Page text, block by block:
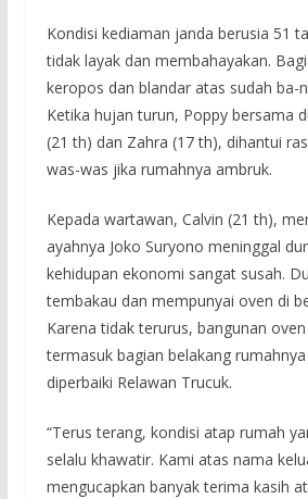
Kondisi kediaman janda berusia 51
tidak layak dan membahayakan.
keropos dan blandar atas sudah ba-
Ketika hujan turun, Poppy bersama
(21 th) dan Zahra (17 th), dihantui
was-was jika rumahnya ambruk.
Kepada wartawan, Calvin (21 th),
ayahnya Joko Suryono meninggal
kehidupan ekonomi sangat susah.
tembakau dan mempunyai oven di
Karena tidak terurus, bangunan
termasuk bagian belakang
diperbaiki Relawan Trucuk.
“Terus terang, kondisi atap rumah
selalu khawatir. Kami atas nama
mengucapkan banyak terima kasih